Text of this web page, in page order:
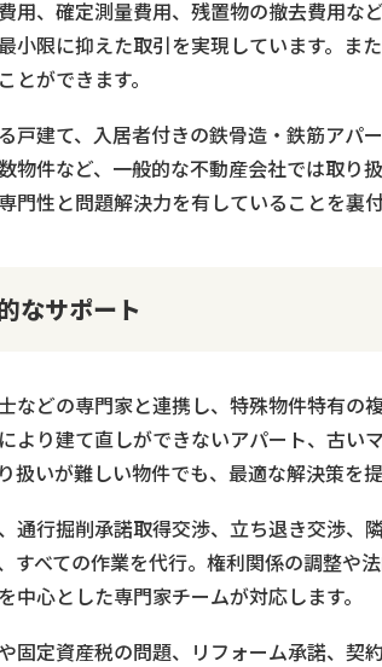
用、確定測量費用、残置物の撤去費用な
小限に抑えた取引を実現しています。ま
ができます。
戸建て、入居者付きの鉄骨造・鉄筋アパ
物件など、一般的な不動産会社では取り
性と問題解決力を有していることを裏付
なサポート
などの専門家と連携し、特殊物件特有の
より建て直しができないアパート、古い
いが難しい物件でも、最適な解決策を提
通行掘削承諾取得交渉、立ち退き交渉、
すべての作業を代行。権利関係の調整や
心とした専門家チームが対応します。
固定資産税の問題、リフォーム承諾、契